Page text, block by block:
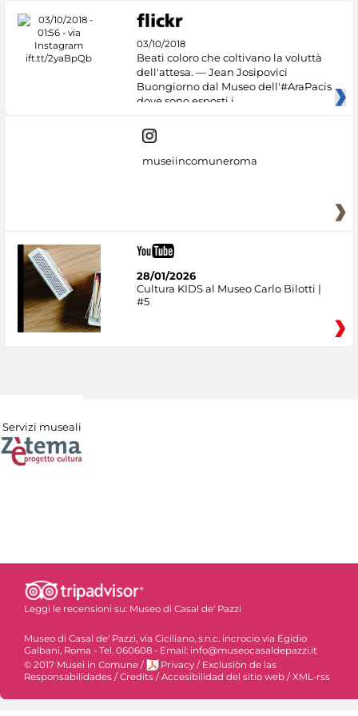
03/10/2018
Beati coloro che coltivano la voluttà
dell'attesa. — Jean Josipovici
Buongiorno dal Museo dell'#AraPacis
dove sono esposti i
museiincomuneroma
28/01/2026
Cultura KIDS al Museo Carlo Bilotti |
#5
Servizi museali
Leggi le recensioni su: Museo di Casal de' Pazzi
Museo di Casal de' Pazzi, via Ciciliano, s.n.c. incrocio via Egidio
Galbani, Roma - Tel. 060608 - Email: info@museocasaldepazzi.it
© 2017 Musei in Comune / Privacy / Exclusiòn de las
Responsabilidades /Credits /Accesibilidad del sitio web /XML-rss